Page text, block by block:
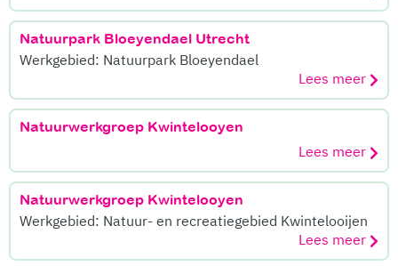
Natuurpark Bloeyendael Utrecht
Werkgebied: Natuurpark Bloeyendael
Lees meer
Natuurwerkgroep Kwintelooyen
Lees meer
Natuurwerkgroep Kwintelooyen
Werkgebied: Natuur- en recreatiegebied Kwintelooijen
Lees meer